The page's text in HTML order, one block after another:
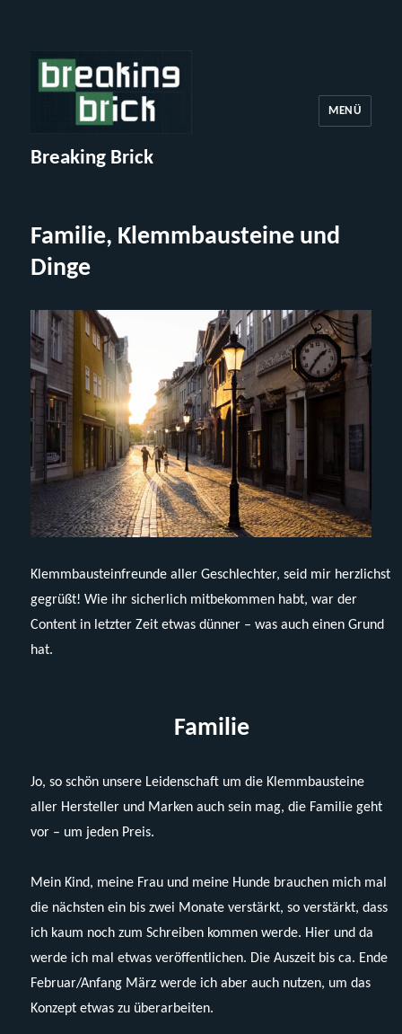
Breaking Brick
MENÜ
Familie, Klemmbausteine und
Dinge
Klemmbausteinfreunde aller Geschlechter, seid mir herzlichst
gegrüßt! Wie ihr sicherlich mitbekommen habt, war der
Content in letzter Zeit etwas dünner – was auch einen Grund
hat.
Familie
Jo, so schön unsere Leidenschaft um die Klemmbausteine
aller Hersteller und Marken auch sein mag, die Familie geht
vor – um jeden Preis.
Mein Kind, meine Frau und meine Hunde brauchen mich mal
die nächsten ein bis zwei Monate verstärkt, so verstärkt, dass
ich kaum noch zum Schreiben kommen werde. Hier und da
werde ich mal etwas veröffentlichen. Die Auszeit bis ca. Ende
Februar/Anfang März werde ich aber auch nutzen, um das
Konzept etwas zu überarbeiten.